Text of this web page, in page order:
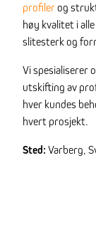
profilerog
høy kvalitet i
slitesterk og
Vi spesialiserer
utskifting av
hver kundes
hvert prosjekt.
Sted: Varberg,